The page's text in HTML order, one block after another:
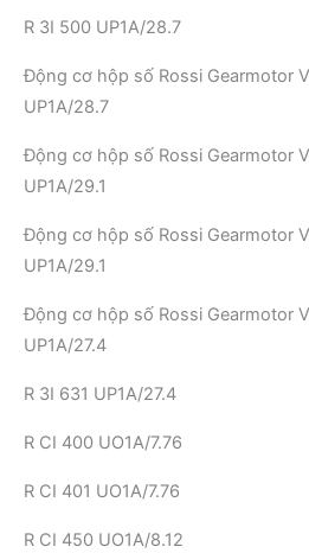
R 3I 500 UP1A/28.7
Động cơ hộp số Rossi Gearmotor
UP1A/28.7
Động cơ hộp số Rossi Gearmotor
UP1A/29.1
Động cơ hộp số Rossi Gearmotor
UP1A/29.1
Động cơ hộp số Rossi Gearmotor
UP1A/27.4
R 3I 631 UP1A/27.4
R CI 400 UO1A/7.76
R CI 401 UO1A/7.76
R CI 450 UO1A/8.12